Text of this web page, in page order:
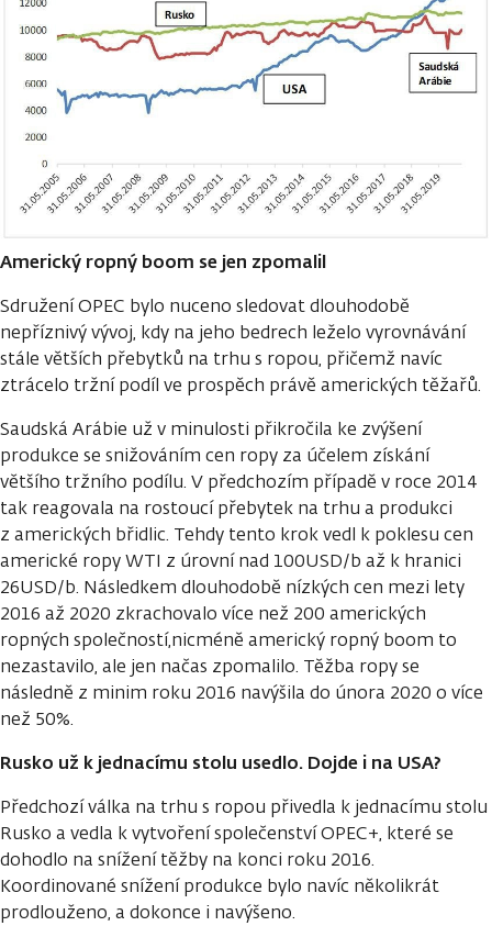
Americký ropný boom se jen zpomalil
Sdružení OPEC bylo nuceno sledovat dlouhodobě
nepříznivý vývoj, kdy na jeho bedrech leželo vyrovnávání
stále větších přebytků na trhu s ropou, přičemž navíc
ztrácelo tržní podíl ve prospěch právě amerických těžařů.
Saudská Arábie už v minulosti přikročila ke zvýšení
produkce se snižováním cen ropy za účelem získání
většího tržního podílu. V předchozím případě v roce 2014
tak reagovala na rostoucí přebytek na trhu a produkci
z amerických břidlic. Tehdy tento krok vedl k poklesu cen
americké ropy WTI z úrovní nad 100USD/b až k hranici
26USD/b. Následkem dlouhodobě nízkých cen mezi lety
2016 až 2020 zkrachovalo více než 200 amerických
ropných společností,nicméně americký ropný boom to
nezastavilo, ale jen načas zpomalilo. Těžba ropy se
následně z minim roku 2016 navýšila do února 2020 o více
než 50%.
Rusko už k jednacímu stolu usedlo. Dojde i na USA?
Předchozí válka na trhu s ropou přivedla k jednacímu stolu
Rusko a vedla k vytvoření společenství OPEC+, které se
dohodlo na snížení těžby na konci roku 2016.
Koordinované snížení produkce bylo navíc několikrát
prodlouženo, a dokonce i navýšeno.